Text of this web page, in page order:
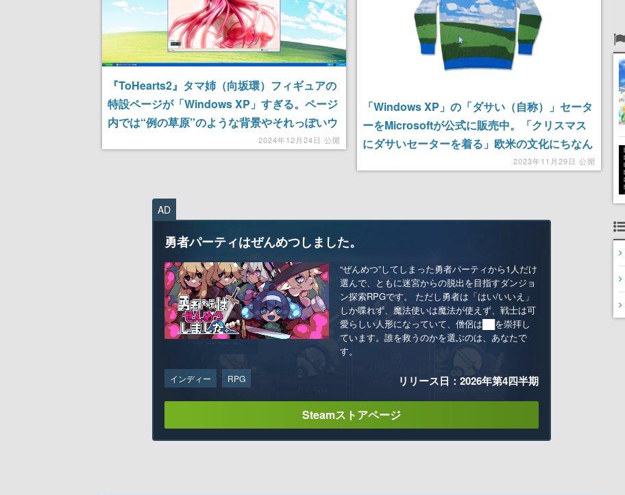
『ToHearts2』タマ姉（向坂環）フィギュアの
特設ページが「Windows XP」すぎる。ページ
内では“例の草原”のような背景やそれっぽいウ
2024年12月24日 公開
「Windows XP」の「ダサい（自称）」セータ
ーをMicrosoftが公式に販売中。「クリスマス
にダサいセーターを着る」欧米の文化にちなん
だ商品で、デスクトップ壁紙「草原」を大胆に
2023年11月29日 公開
AD
勇者パーティはぜんめつしました。
“ぜんめつ”してしまった勇者パーティから1人だけ
選んで、ともに迷宮からの脱出を目指すダンジョ
ン探索RPGです。 ただし勇者は「はい/いいえ」
しか喋れず、魔法使いは魔法が使えず、戦士は可
愛らしい人形になっていて、僧侶は██を崇拝し
ています。誰を救うのかを選ぶのは、あなたで
す。
インディー RPG リリース日：2026年第4四半期
Steamストアページ